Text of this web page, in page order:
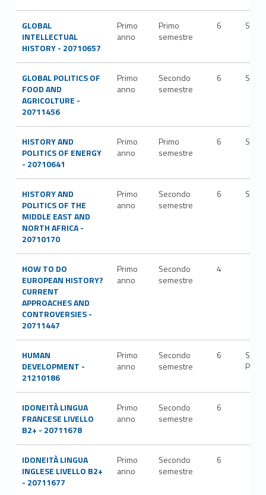
GLOBAL
INTELLECTUAL
HISTORY - 20710657
Primo
anno
Primo
semestre
6 SPS/
GLOBAL POLITICS OF
FOOD AND
AGRICOLTURE -
20711456
Primo
anno
Secondo
semestre
6 SPS/
HISTORY AND
POLITICS OF ENERGY
- 20710641
Primo
anno
Primo
semestre
6 SPS/
HISTORY AND
POLITICS OF THE
MIDDLE EAST AND
NORTH AFRICA -
20710170
Primo
anno
Secondo
semestre
6 SPS/
HOW TO DO
EUROPEAN HISTORY?
CURRENT
APPROACHES AND
CONTROVERSIES -
20711447
Primo
anno
Secondo
semestre
4
HUMAN
DEVELOPMENT -
21210186
Primo
anno
Secondo
semestre
6
SECS-
P/02
IDONEITÀ LINGUA
FRANCESE LIVELLO
B2+ - 20711678
Primo
anno
Secondo
semestre
6
IDONEITÀ LINGUA
INGLESE LIVELLO B2+
- 20711677
Primo
anno
Secondo
semestre
6